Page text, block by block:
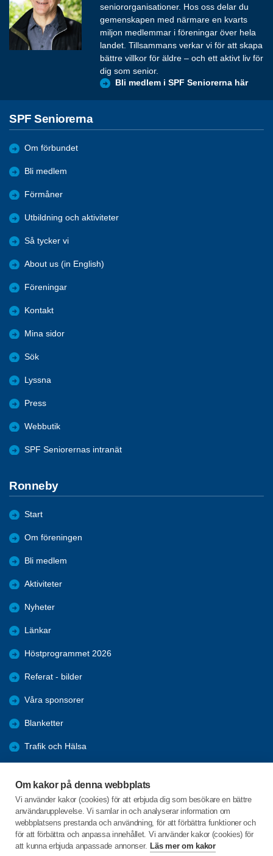
Om kakor på denna webbplats
Vi använder kakor (cookies) för att erbjuda dig som besökare en bättre
användarupplevelse. Vi samlar in och analyserar information om
webbplatsens prestanda och användning, för att förbättra funktioner och
för att förbättra och anpassa innehållet. Vi använder kakor (cookies) för
att kunna erbjuda anpassade annonser. Läs mer om kakor
seniororganisationer. Hos oss delar du
gemenskapen med närmare en kvarts
miljon medlemmar i föreningar över hela
landet. Tillsammans verkar vi för att skapa
bättre villkor för äldre – och ett aktivt liv för
dig som senior.
Bli medlem i SPF Seniorerna här
SPF Seniorerna
Om förbundet
Bli medlem
Förmåner
Utbildning och aktiviteter
Så tycker vi
About us (in English)
Föreningar
Kontakt
Mina sidor
Sök
Lyssna
Press
Webbutik
SPF Seniorernas intranät
Ronneby
Start
Om föreningen
Bli medlem
Aktiviteter
Nyheter
Länkar
Höstprogrammet 2026
Referat - bilder
Våra sponsorer
Blanketter
Trafik och Hälsa
Föreningars öppna aktiviteter
Seniorrådet med rapporter
C/o:Kerstin la Fleur Jeppsson